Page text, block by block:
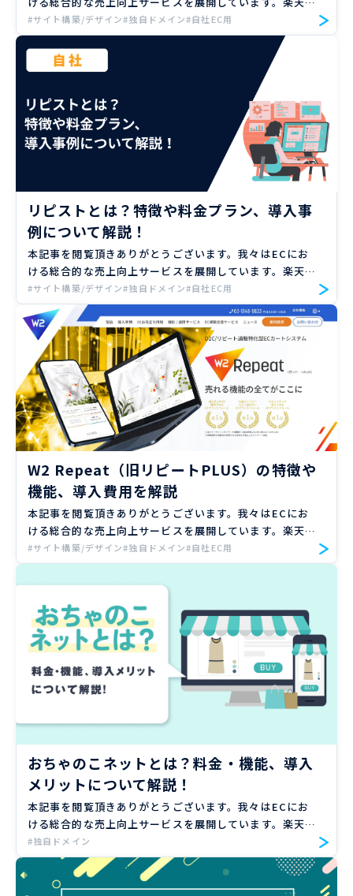
Amazon、Yahoo!ショッピングの大手ECモールや自社サ
イトのご支援実績のもと、EC売上向上のノウハウをお届
け […]
#サイト構築/デザイン#独自ドメイン#自社EC用
リピストとは？特徴や料金プラン、導入事
例について解説！
本記事を閲覧頂きありがとうございます。我々はECにお
ける総合的な売上向上サービスを展開しています。楽天、
Amazon、Yahoo!ショッピングの大手ECモールや自社サ
イトのご支援実績のもと、EC売上向上のノウハウをお届
け […]
#サイト構築/デザイン#独自ドメイン#自社EC用
W2 Repeat（旧リピートPLUS）の特徴や
機能、導入費用を解説
本記事を閲覧頂きありがとうございます。我々はECにお
ける総合的な売上向上サービスを展開しています。楽天、
Amazon、Yahoo!ショッピングの大手ECモールや自社サ
イトのご支援実績のもと、EC売上向上のノウハウをお届
け […]
#サイト構築/デザイン#独自ドメイン#自社EC用
おちゃのこネットとは？料金・機能、導入
メリットについて解説！
本記事を閲覧頂きありがとうございます。我々はECにお
ける総合的な売上向上サービスを展開しています。楽天、
Amazon、Yahoo!ショッピングの大手ECモールや自社サ
イトのご支援実績のもと、EC売上向上のノウハウをお届
け […]
#独自ドメイン